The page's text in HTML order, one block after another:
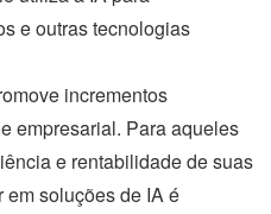
e outras tecnologias
incrementos
empresarial. Para aqueles
e rentabilidade de suas
soluções de IA é